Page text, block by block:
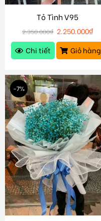
Tỏ Tình V95
2.350.000₫ 2.250.000₫
Chi tiết
Giỏ hàng
-7%